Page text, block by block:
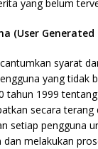
yang belum
(User
syarat
yang tidak
tahun 1999
secara terang
setiap pengguna
melakukan